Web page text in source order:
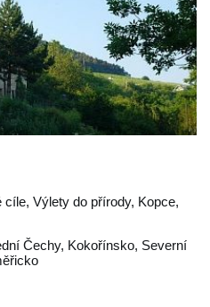
Výlety do přírody, Kopce,
Čechy, Kokořínsko, Severní